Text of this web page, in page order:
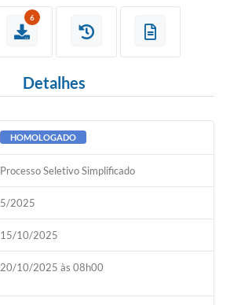
6
Detalhes
HOMOLOGADO
Processo Seletivo Simplificado
5/2025
15/10/2025
20/10/2025 às 08h00